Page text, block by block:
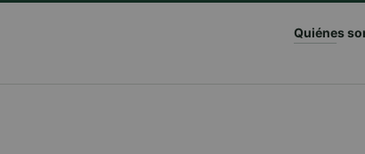
Quiénes